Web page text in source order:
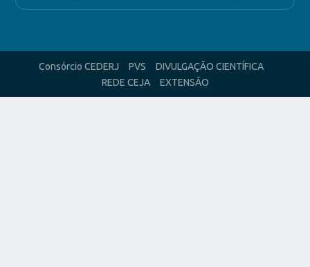
Consórcio CEDERJ PVS
DIVULGAÇÃO CIENTÍFICA
REDE CEJA
EXTENSÃO